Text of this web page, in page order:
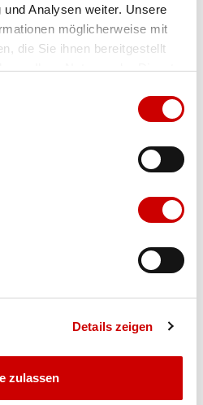
Analysen weiter. Unsere
möglicherweise mit
die Sie ihnen bereitgestellt
Ihrer Nutzung der Dienste
Details zeigen
zulassen
morgen geliefert - ab CHF 50.00